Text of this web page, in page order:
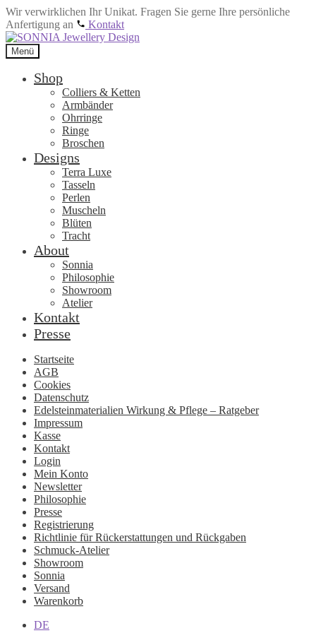
Wir verwirklichen Ihr Unikat. Fragen Sie gerne Ihre persönliche
Anfertigung an
Kontakt
Zur
Navigation
springen
Zum
Inhalt
springen
Menü
Shop
Colliers & Ketten
Armbänder
Ohrringe
Ringe
Broschen
Designs
Terra Luxe
Tasseln
Perlen
Muscheln
Blüten
Tracht
About
Sonnia
Philosophie
Showroom
Atelier
Kontakt
Presse
Startseite
AGB
Cookies
Datenschutz
Edelsteinmaterialien Wirkung & Pflege – Ratgeber
Impressum
Kasse
Kontakt
Login
Mein Konto
Newsletter
Philosophie
Presse
Registrierung
Richtlinie für Rückerstattungen und Rückgaben
Schmuck-Atelier
Showroom
Sonnia
Versand
Warenkorb
DE